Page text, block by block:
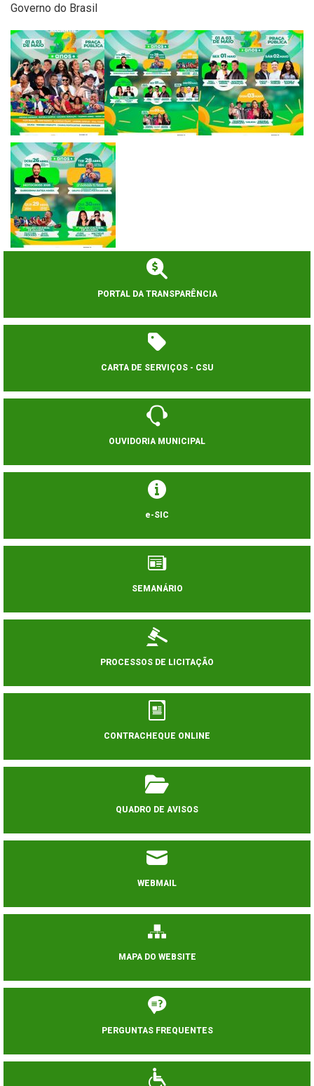
Governo do Brasil
PORTAL DA TRANSPARÊNCIA
CARTA DE SERVIÇOS - CSU
OUVIDORIA MUNICIPAL
e-SIC
SEMANÁRIO
PROCESSOS DE LICITAÇÃO
CONTRACHEQUE ONLINE
QUADRO DE AVISOS
WEBMAIL
MAPA DO WEBSITE
PERGUNTAS FREQUENTES